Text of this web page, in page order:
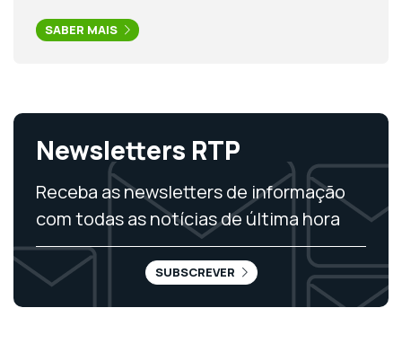
SABER MAIS
Newsletters RTP
Receba as newsletters de informação
com todas as notícias de última hora
SUBSCREVER